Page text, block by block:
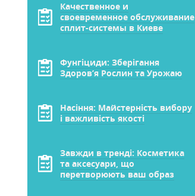
Качественное и
своевременное обслуживание
сплит-системы в Киеве
Фунгіциди: Зберігання
Здоров’я Рослин та Урожаю
Насіння: Майстерність вибору
і важливість якості
Завжди в тренді: Косметика
та аксесуари, що
перетворюють ваш образ